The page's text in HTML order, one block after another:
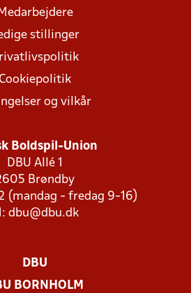
Medarbejdere
stillinger
og vilkår
Boldspil-Union
DBU Allé 1
Brøndby
(mandag - fredag 9-16)
dbu@dbu.dk
DBU
BORNHOLM